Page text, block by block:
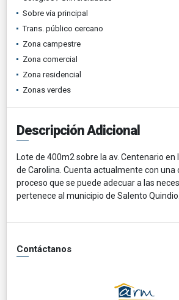
Sobre vía principal
Trans. público cercano
Zona campestre
Zona comercial
Zona residencial
Zonas verdes
Descripción Adicional
Lote de 400m2 sobre la av. Centenario en
de Carolina. Cuenta actualmente con una
proceso que se puede adecuar a las
pertenece al municipio de Salento Quindio.
Contáctanos